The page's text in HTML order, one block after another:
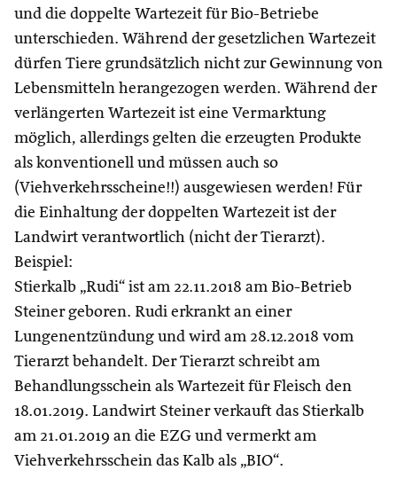
und die doppelte Wartezeit für Bio-Betriebe
unterschieden. Während der gesetzlichen Wartezeit
dürfen Tiere grundsätzlich nicht zur Gewinnung von
Lebensmitteln herangezogen werden. Während der
verlängerten Wartezeit ist eine Vermarktung
möglich, allerdings gelten die erzeugten Produkte
als konventionell und müssen auch so
(Viehverkehrsscheine!!) ausgewiesen werden! Für
die Einhaltung der doppelten Wartezeit ist der
Landwirt verantwortlich (nicht der Tierarzt).
Beispiel:
Stierkalb „Rudi“ ist am 22.11.2018 am Bio-Betrieb
Steiner geboren. Rudi erkrankt an einer
Lungenentzündung und wird am 28.12.2018 vom
Tierarzt behandelt. Der Tierarzt schreibt am
Behandlungsschein als Wartezeit für Fleisch den
18.01.2019. Landwirt Steiner verkauft das Stierkalb
am 21.01.2019 an die EZG und vermerkt am
Viehverkehrsschein das Kalb als „BIO“.